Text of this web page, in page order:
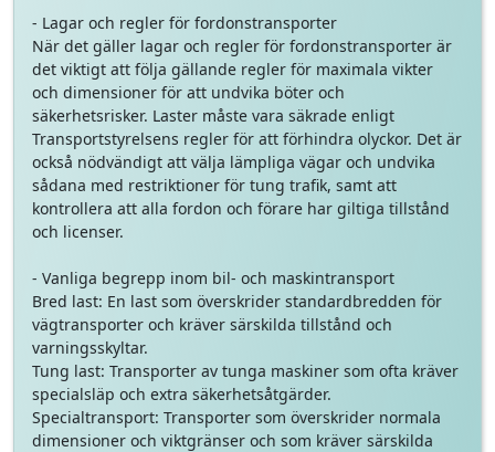
- Lagar och regler för fordonstransporter
När det gäller lagar och regler för fordonstransporter är
det viktigt att följa gällande regler för maximala vikter
och dimensioner för att undvika böter och
säkerhetsrisker. Laster måste vara säkrade enligt
Transportstyrelsens regler för att förhindra olyckor. Det är
också nödvändigt att välja lämpliga vägar och undvika
sådana med restriktioner för tung trafik, samt att
kontrollera att alla fordon och förare har giltiga tillstånd
och licenser.
- Vanliga begrepp inom bil- och maskintransport
Bred last: En last som överskrider standardbredden för
vägtransporter och kräver särskilda tillstånd och
varningsskyltar.
Tung last: Transporter av tunga maskiner som ofta kräver
specialsläp och extra säkerhetsåtgärder.
Specialtransport: Transporter som överskrider normala
dimensioner och viktgränser och som kräver särskilda